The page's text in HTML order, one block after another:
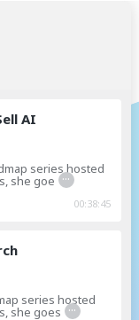
AI
series hosted
she goe ...
00:38:45
series hosted
she goes ...